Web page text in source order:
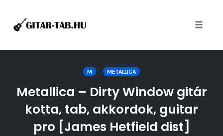
M METALLICA
Metallica – Dirty Window gitár
kotta, tab, akkordok, guitar
pro [James Hetfield dist]